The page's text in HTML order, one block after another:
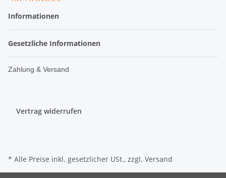
Informationen
Gesetzliche Informationen
Zahlung & Versand
Vertrag widerrufen
* Alle Preise inkl. gesetzlicher USt., zzgl. Versand